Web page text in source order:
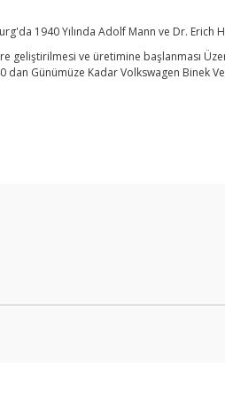
1940 Yılında Adolf Mann ve Dr.
ve üretimine başlanması
Günümüze Kadar Volkswagen Binek